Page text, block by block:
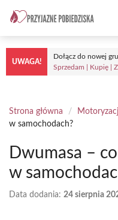
treści
UWAGA!
Dołącz do nowej
Sprzedam | Kupię |
Strona główna /
w samochodach?
Dwumasa –
w
Data dodania: 24 sierpnia